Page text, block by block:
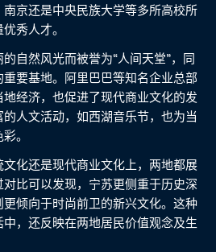
京还是中央民族大学等多所高校所
秀人才。
自然风光而被誉为“人间天堂”，同
要基地。阿里巴巴等知名企业总部
经济，也促进了现代商业文化的发
人文活动，如西湖音乐节，也为当
。
化还是现代商业文化上，两地都展
比可以发现，宁苏更侧重于历史深
倾向于时尚前卫的新兴文化。这种
，还反映在两地居民价值观念及生